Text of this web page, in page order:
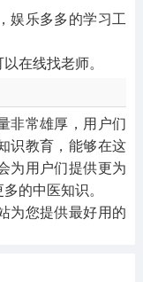
娱乐多多的学习工
在线找老师。
非常雄厚，用户们
识教育，能够在这
为用户们提供更为
的中医知识。
为您提供最好用的